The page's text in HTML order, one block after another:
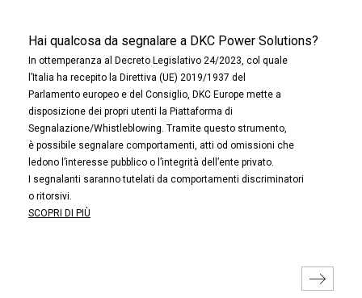
Hai qualcosa da segnalare a DKC Power Solutions?
In ottemperanza al Decreto Legislativo 24/2023, col quale
l’Italia ha recepito la Direttiva (UE) 2019/1937 del
Parlamento europeo e del Consiglio, DKC Europe mette a
disposizione dei propri utenti la Piattaforma di
Segnalazione/Whistleblowing. Tramite questo strumento,
è possibile segnalare comportamenti, atti od omissioni che
ledono l’interesse pubblico o l’integrità dell’ente privato.
I segnalanti saranno tutelati da comportamenti discriminatori
o ritorsivi.
SCOPRI DI PIÙ